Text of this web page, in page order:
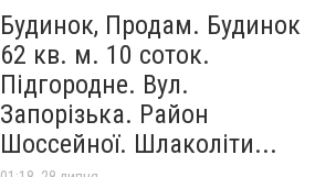
Будинок, Продам. Будинок
62 кв. м. 10 соток.
Підгородне. Вул.
Запорізька. Район
Шоссейної. Шлаколіти...